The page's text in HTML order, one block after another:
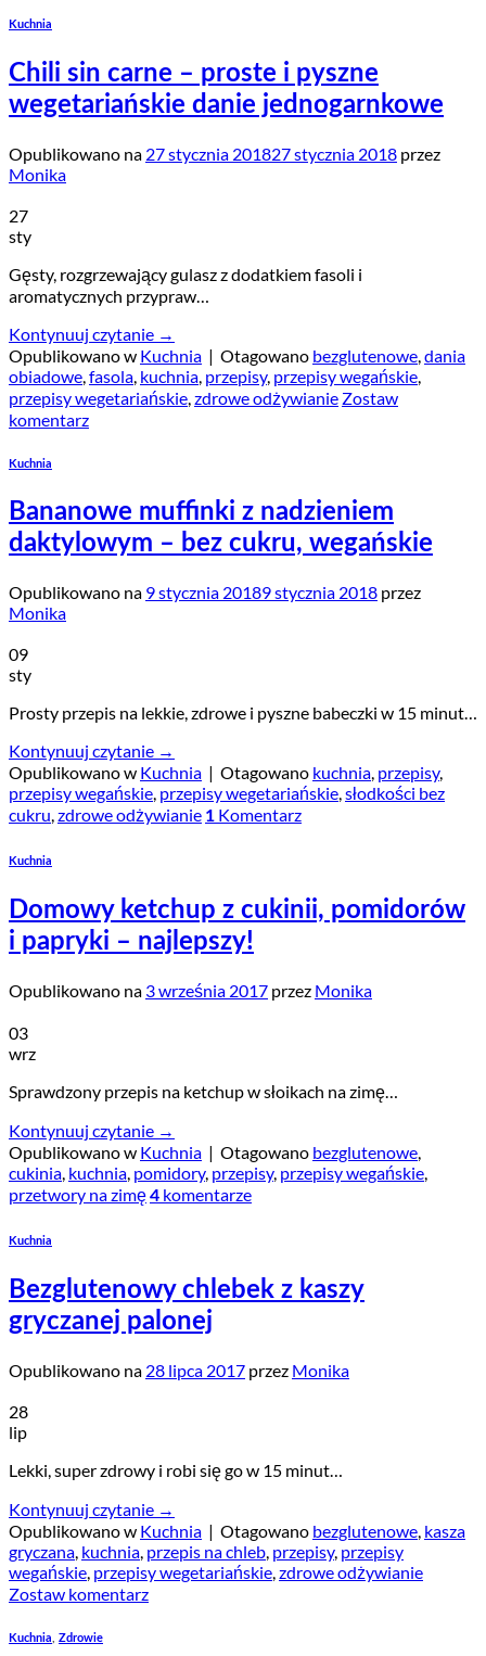
Kuchnia
Chili sin carne – proste i pyszne
wegetariańskie danie jednogarnkowe
Opublikowano na 27 stycznia 201827 stycznia 2018 przez
Monika
27
sty
Gęsty, rozgrzewający gulasz z dodatkiem fasoli i
aromatycznych przypraw…
Kontynuuj czytanie →
Opublikowano w Kuchnia | Otagowano bezglutenowe dania
obiadowe fasola kuchnia przepisy, przepisy wegańskie
przepisy wegetariańskie zdrowe odżywianie Zostaw
komentarz
Kuchnia
Bananowe muffinki z nadzieniem
daktylowym – bez cukru, wegańskie
Opublikowano na 9 stycznia 20189 stycznia 2018 przez
Monika
09
sty
Prosty przepis na lekkie, zdrowe i pyszne babeczki w 15 minut…
Kontynuuj czytanie →
Opublikowano w Kuchnia | Otagowano kuchnia, przepisy,
przepisy wegańskie, przepisy wegetariańskie,słodkości bez
cukru,zdrowe odżywianie 1 Komentarz
Kuchnia
Domowy ketchup z cukinii, pomidorów
i papryki – najlepszy!
Opublikowano na 3 września 2017 przez Monika
03
wrz
Sprawdzony przepis na ketchup w słoikach na zimę…
Kontynuuj czytanie →
Opublikowano w Kuchnia | Otagowano bezglutenowe,
cukinia, kuchnia, pomidory, przepisy, przepisy wegańskie,
przetwory na zimę4 komentarze
Kuchnia
Bezglutenowy chlebek z kaszy
gryczanej palonej
Opublikowano na 28 lipca 2017 przez Monika
28
lip
Lekki, super zdrowy i robi się go w 15 minut…
Kontynuuj czytanie →
Opublikowano w Kuchnia | Otagowano bezglutenowe, kasza
gryczana, kuchnia, przepis na chleb, przepisy, przepisy
wegańskie, przepisy wegetariańskie,zdrowe odżywianie
Zostaw komentarz
Kuchnia Zdrowie